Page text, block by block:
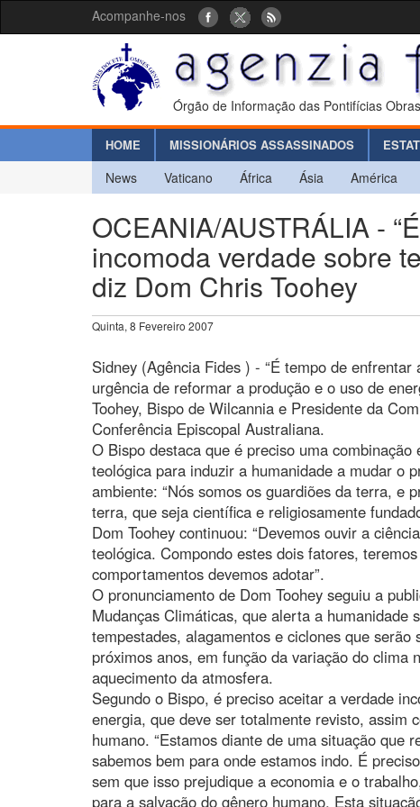
Acompanhe-nos
Órgão de Informação das Pontifícias
HOME MISSIONÁRIOS ASSASSINADOS
News Vaticano África Ásia América
OCEANIA/AUSTRÁLIA -
incomoda verdade sobre
diz Dom Chris Toohey
Quinta, 8 Fevereiro 2007
Sidney (Agência Fides ) - “É tempo de
urgência de reformar a produção e o uso de
Toohey, Bispo de Wilcannia e Presidente da
Conferência Episcopal Australiana.
O Bispo destaca que é preciso uma
teológica para induzir a humanidade a mudar o
ambiente: “Nós somos os guardiões da terra, e
terra, que seja científica e religiosamente
Dom Toohey continuou: “Devemos ouvir a
teológica. Compondo estes dois fatores,
comportamentos devemos adotar”.
O pronunciamento de Dom Toohey seguiu a
Mudanças Climáticas, que alerta a humanidade
tempestades, alagamentos e ciclones que serão
próximos anos, em função da variação do clima
aquecimento da atmosfera.
Segundo o Bispo, é preciso aceitar a verdade
energia, que deve ser totalmente revisto, assim
humano. “Estamos diante de uma situação que
sabemos bem para onde estamos indo. É
sem que isso prejudique a economia e o
para a salvação do gênero humano. Esta